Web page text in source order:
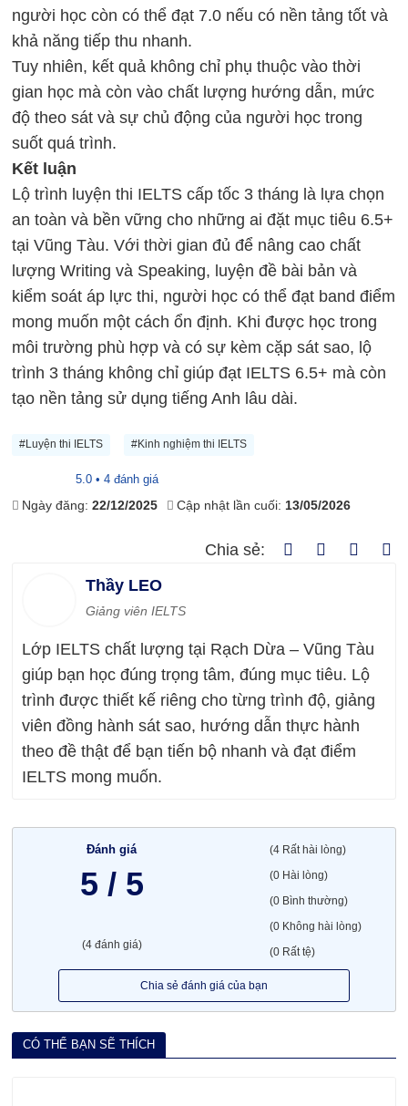
người học còn có thể đạt 7.0 nếu có nền tảng tốt và
khả năng tiếp thu nhanh.
Tuy nhiên, kết quả không chỉ phụ thuộc vào thời
gian học mà còn vào chất lượng hướng dẫn, mức
độ theo sát và sự chủ động của người học trong
suốt quá trình.
Kết luận
Lộ trình luyện thi IELTScấp tốc 3 tháng là lựa chọn
an toàn và bền vững cho những ai đặt mục tiêu 6.5+
tại Vũng Tàu. Với thời gian đủ để nâng cao chất
lượng Writing và Speaking, luyện đề bài bản và
kiểm soát áp lực thi, người học có thể đạt band điểm
mong muốn một cách ổn định. Khi được học trong
môi trường phù hợp và có sự kèm cặp sát sao, lộ
trình 3 tháng không chỉ giúp đạt IELTS 6.5+ mà còn
tạo nền tảng sử dụng tiếng Anh lâu dài.
#Luyện thi IELTS #Kinh nghiệm thi IELTS
5.0 • 4 đánh giá
Ngày đăng:22/12/2025 Cập nhật lần cuối: 13/05/2026
Chia sẻ:
Thầy LEO
Giảng viên IELTS
Lớp IELTS chất lượng tại Rạch Dừa – Vũng Tàu
giúp bạn học đúng trọng tâm, đúng mục tiêu. Lộ
trình được thiết kế riêng cho từng trình độ, giảng
viên đồng hành sát sao, hướng dẫn thực hành
theo đề thật để bạn tiến bộ nhanh và đạt điểm
IELTS mong muốn.
Đánh giá
5 / 5
(4 đánh giá)
(4 Rất hài lòng)
(0 Hài lòng)
(0 Bình thường)
(0 Không hài lòng)
(0 Rất tệ)
Chia sẻ đánh giá của bạn
CÓ THỂ BẠN SẼ THÍCH